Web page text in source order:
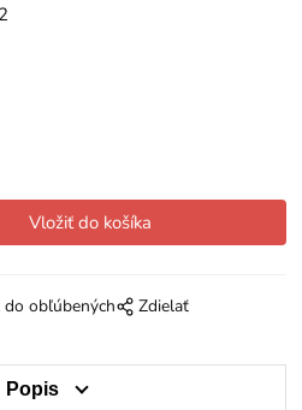
do obľúbených Zdielať
Popis